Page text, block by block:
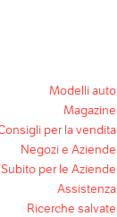
Modelli auto
Magazine
per la vendita
Negozi e Aziende
Subito per le Aziende
Assistenza
Ricerche salvate